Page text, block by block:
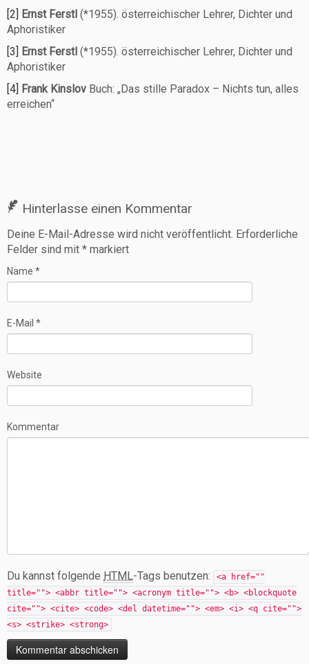
[2]
Ernst Ferstl (*1955). österreichischer Lehrer, Dichter und
Aphoristiker
[3]
Ernst Ferstl (*1955). österreichischer Lehrer, Dichter und
Aphoristiker
[4] Frank Kinslov Buch: „Das stille Paradox – Nichts tun, alles
erreichen“
Hinterlasse einen Kommentar
Deine E-Mail-Adresse wird nicht veröffentlicht. Erforderliche
Felder sind mit * markiert
Name *
E-Mail *
Website
Kommentar
Du kannst folgende HTML-Tags benutzen:
<a href=""
title=""> <abbr title=""> <acronym title=""> <b> <blockquote
cite=""> <cite> <code> <del datetime=""> <em> <i> <q cite="">
<s> <strike> <strong>